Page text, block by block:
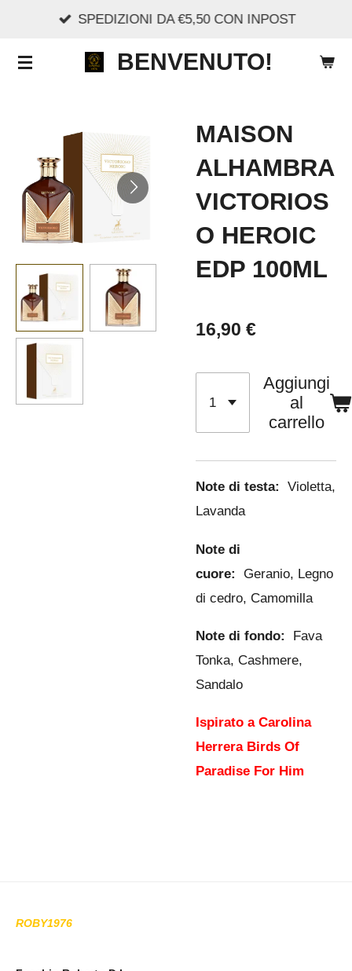
contenuto
BENVENUTO!
SPEDIZIONI DA €5,50 CON INPOST
MAISON
ALHAMBRA
VICTORIOS
O HEROIC
EDP 100ML
16,90 €
Aggiungi
al
carrello
Note di testa: Violetta,
Lavanda
Note di
cuore: Geranio, Legno
di cedro, Camomilla
Note di fondo:
Fava
Tonka, Cashmere,
Sandalo
Ispirato a Carolina
Herrera Birds Of
Paradise For Him
ROBY1976